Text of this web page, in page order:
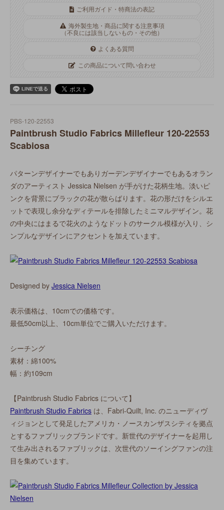
ご利用ガイド・特商法の表記
海外製生地・商品に関する注意事項
（不良には該当しないもの・その他）
よくある質問
この商品について問い合わせ
PBS-120-22553
Paintbrush Studio Fabrics Millefleur 120-22553
Scabiosa
パターンデザイナーでもありガーデンデザイナーでもあるオラン
ダのアーティスト Jessica Nielsen が手がけた花柄生地。淡いピ
ンクを背景にブラックの花が散らばります。花の形だけをシルエ
ットで表現し余分なディテールを排除したミニマルデザイン。花
の中央にはまるで花火のようなドットのサークル模様が入り、シ
ンプルなデザインにアクセントを加えています。
Designed by Jessica Nielsen
表示価格は、10cmでの価格です。
最低50cm以上、10cm単位でご購入いただけます。
シーチング
素材：綿100%
幅：約109cm
【Paintbrush Studio Fabrics について】
Paintbrush Studio Fabrics は、Fabri-Quilt, Inc. のニューディヴ
ィジョンとして発足したアメリカ・ノースカンザスシティを拠点
とするファブリックブランドです。新世代のデザイナーを起用し
て生み出されるファブリックは、次世代のソーイングファンの注
目を集めています。